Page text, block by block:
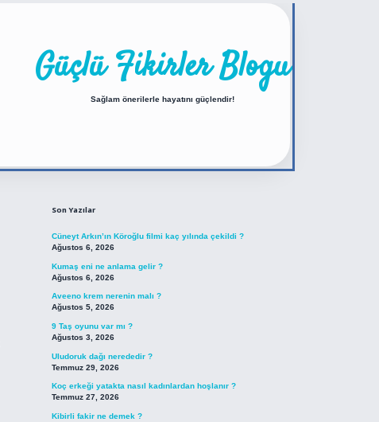
Güçlü Fikirler Blogu
Sağlam önerilerle hayatını güçlendir!
Son Yazılar
Cüneyt Arkın’ın Köroğlu filmi kaç yılında çekildi ?
Ağustos 6, 2026
Kumaş eni ne anlama gelir ?
Ağustos 6, 2026
Aveeno krem nerenin malı ?
Ağustos 5, 2026
9 Taş oyunu var mı ?
Ağustos 3, 2026
Uludoruk dağı nerededir ?
Temmuz 29, 2026
Koç erkeği yatakta nasıl kadınlardan hoşlanır ?
Temmuz 27, 2026
Kibirli fakir ne demek ?
https://betexper.live/